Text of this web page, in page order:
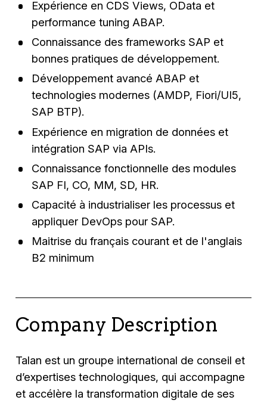
Expérience en CDS Views, OData et
performance tuning ABAP.
Connaissance des frameworks SAP et
bonnes pratiques de développement.
Développement avancé ABAP et
technologies modernes (AMDP, Fiori/UI5,
SAP BTP).
Expérience en migration de données et
intégration SAP via APIs.
Connaissance fonctionnelle des modules
SAP FI, CO, MM, SD, HR.
Capacité à industrialiser les processus et
appliquer DevOps pour SAP.
Maitrise du français courant et de l'anglais
B2 minimum
Company Description
Talan est un groupe international de conseil et
d’expertises technologiques, qui accompagne
et accélère la transformation digitale de ses